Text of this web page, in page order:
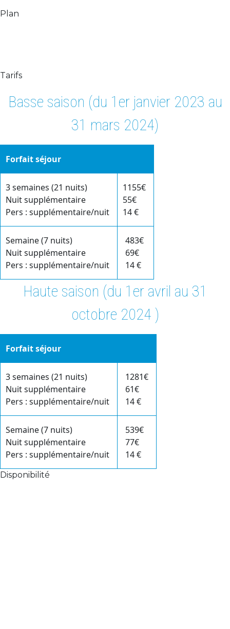
Plan
Tarifs
Basse saison (du 1er janvier 2023 au
31 mars 2024)
Forfait séjour
3 semaines (21 nuits)
Nuit supplémentaire
Pers : supplémentaire/nuit
1155€
55€
14 €
Semaine (7 nuits)
Nuit supplémentaire
Pers : supplémentaire/nuit
483€
69€
14 €
Haute saison (du 1er avril au 31
octobre 2024 )
Forfait séjour
3 semaines (21 nuits)
Nuit supplémentaire
Pers : supplémentaire/nuit
1281€
61€
14 €
Semaine (7 nuits)
Nuit supplémentaire
Pers : supplémentaire/nuit
539€
77€
14 €
Disponibilité